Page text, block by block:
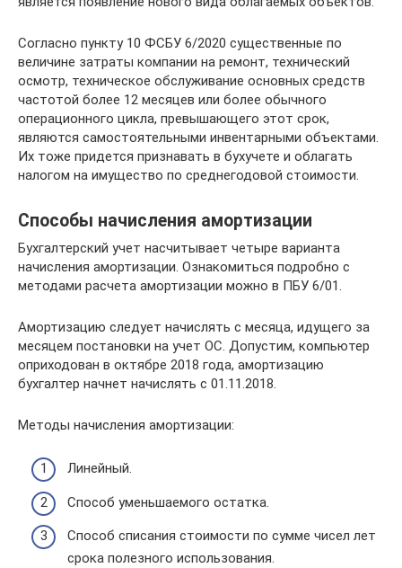
Согласно пункту 10 ФСБУ 6/2020 существенные по
величине затраты компании на ремонт, технический
осмотр, техническое обслуживание основных средств
частотой более 12 месяцев или более обычного
операционного цикла, превышающего этот срок,
являются самостоятельными инвентарными объектами.
Их тоже придется признавать в бухучете и облагать
налогом на имущество по среднегодовой стоимости.
Способы начисления амортизации
Бухгалтерский учет насчитывает четыре варианта
начисления амортизации. Ознакомиться подробно с
методами расчета амортизации можно в ПБУ 6/01.
Амортизацию следует начислять с месяца, идущего за
месяцем постановки на учет ОС. Допустим, компьютер
оприходован в октябре 2018 года, амортизацию
бухгалтер начнет начислять с 01.11.2018.
Методы начисления амортизации:
Линейный.
Способ уменьшаемого остатка.
Способ списания стоимости по сумме чисел лет
срока полезного использования.